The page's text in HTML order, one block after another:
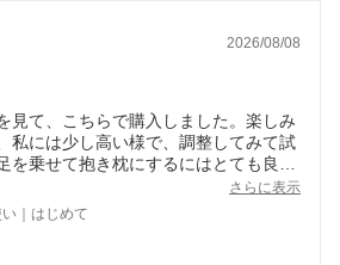
2026/08/08
見て、こちらで購入しました。楽しみ
私には少し高い様で、調整してみて試
を乗せて抱き枕にするにはとても良い
民なので、プレミアムを買ってあげよ
さらに表示
｜はじめて